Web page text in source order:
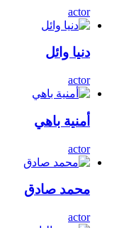
actor
دنيا وائل
actor
أمنية باهي
actor
محمد صادق
actor